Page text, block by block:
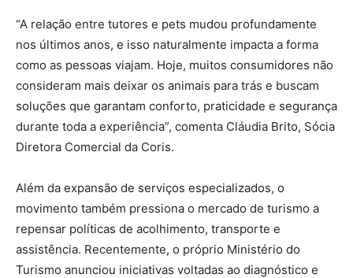
“A relação entre tutores e pets mudou profundamente
nos últimos anos, e isso naturalmente impacta a forma
como as pessoas viajam. Hoje, muitos consumidores não
consideram mais deixar os animais para trás e buscam
soluções que garantam conforto, praticidade e segurança
durante toda a experiência”, comenta Cláudia Brito, Sócia
Diretora Comercial da Coris.
Além da expansão de serviços especializados, o
movimento também pressiona o mercado de turismo a
repensar políticas de acolhimento, transporte e
assistência. Recentemente, o próprio Ministério do
Turismo anunciou iniciativas voltadas ao diagnóstico e